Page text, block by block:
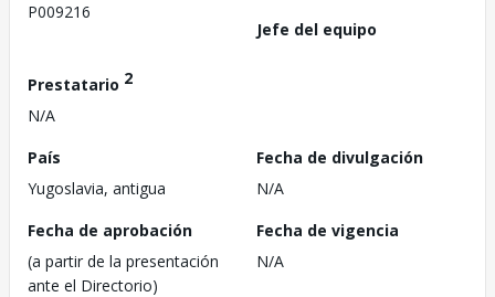
P009216
Jefe del equipo
Prestatario 2
N/A
País
Yugoslavia, antigua
Fecha de divulgación
N/A
Fecha de aprobación
(a partir de la presentación
ante el Directorio)
Fecha de vigencia
N/A